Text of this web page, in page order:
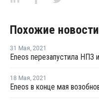
Похожие новости
31 Мая, 2021
18 Мая, 2021